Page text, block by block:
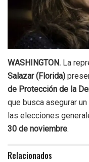
WASHINGTON. La
Salazar (Florida)
de Protección de la
que busca asegurar un
las elecciones
30 de noviembre.
Relacionados